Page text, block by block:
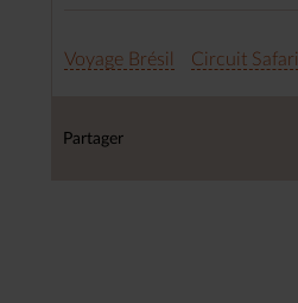
Voyage Brésil Circuit Safari
Partager